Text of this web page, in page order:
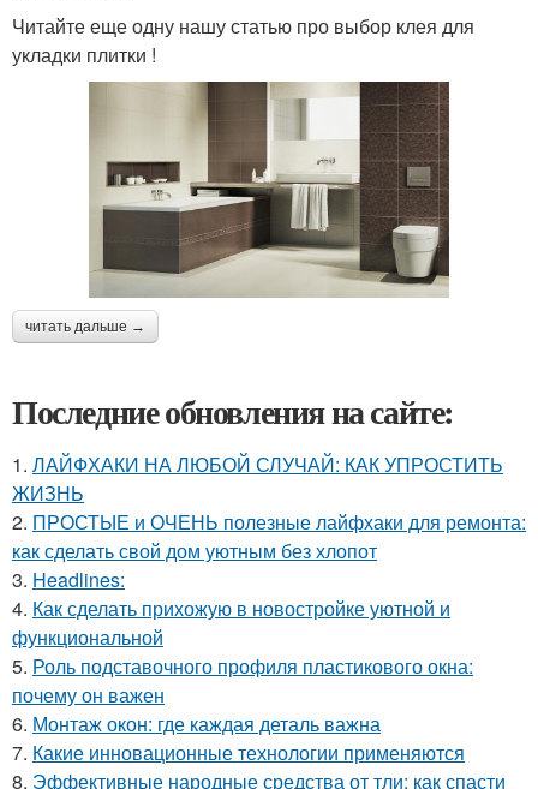
Читайте еще одну нашу статью про выбор клея для
укладки плитки !
читать дальше →
Последние обновления на сайте:
1. ЛАЙФХАКИ НА ЛЮБОЙ СЛУЧАЙ: КАК УПРОСТИТЬ
ЖИЗНЬ
2. ПРОСТЫЕ и ОЧЕНЬ полезные лайфхаки для ремонта:
как сделать свой дом уютным без хлопот
3. Headlines:
4. Как сделать прихожую в новостройке уютной и
функциональной
5. Роль подставочного профиля пластикового окна:
почему он важен
6. Монтаж окон: где каждая деталь важна
7. Какие инновационные технологии применяются
8. Эффективные народные средства от тли: как спасти